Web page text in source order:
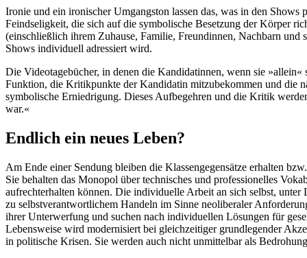
Ironie und ein ironischer Umgangston lassen das, was in den
Feindseligkeit, die sich auf die symbolische Besetzung der Körper
(einschließlich ihrem Zuhause, Familie, Freundinnen, Nachbarn
Shows individuell adressiert wird.
Die Videotagebücher, in denen die Kandidatinnen, wenn sie
Funktion, die Kritikpunkte der Kandidatin mitzubekommen und die
symbolische Erniedrigung. Dieses Aufbegehren und die Kritik
war.«
Endlich ein neues Leben?
Am Ende einer Sendung bleiben die Klassengegensätze erhalten
Sie behalten das Monopol über technisches und professionelles
aufrechterhalten können. Die individuelle Arbeit an sich selbst,
zu selbstverantwortlichem Handeln im Sinne neoliberaler
ihrer Unterwerfung und suchen nach individuellen Lösungen für
Lebensweise wird modernisiert bei gleichzeitiger grundlegender
in politische Krisen. Sie werden auch nicht unmittelbar als